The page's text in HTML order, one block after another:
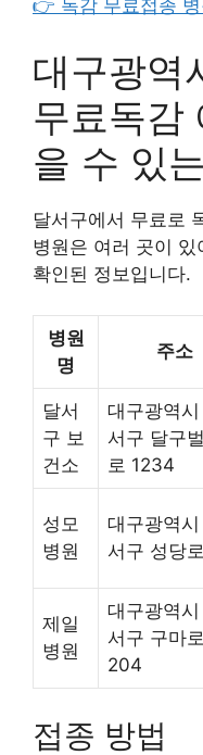
👉 독감 무료접종 병
대구광역
무료독감
을 수 있
달서구에서 무료로
병원은 여러 곳이
확인된 정보입니다.
병원
명
주소
달서
구 보
건소
대구광역
서구 달구
로 1234
성모
병원
대구광역
서구 성당
제일
병원
대구광역
서구 구마로
204
접종 방법